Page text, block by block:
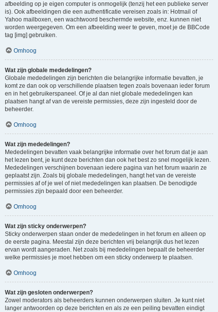
afbeelding op je eigen computer is onmogelijk (tenzij het een publieke server
is). Ook afbeeldingen die een authentificatie vereisen zoals in: Hotmail of
Yahoo mailboxen, een wachtwoord beschermde website, enz. kunnen niet
worden weergegeven. Om een afbeelding weer te geven, moet je de BBCode
tag [img] gebruiken.
Omhoog
Wat zijn globale mededelingen?
Globale mededelingen zijn berichten die belangrijke informatie bevatten, je
komt ze dan ook op verschillende plaatsen tegen zoals bovenaan ieder forum
en in het gebruikerspaneel. Of je al dan niet globale mededelingen kan
plaatsen hangt af van de vereiste permissies, deze zijn ingesteld door de
beheerder.
Omhoog
Wat zijn mededelingen?
Mededelingen bevatten vaak belangrijke informatie over het forum dat je aan
het lezen bent, je kunt deze berichten dan ook het best zo snel mogelijk lezen.
Mededelingen verschijnen bovenaan iedere pagina van het forum waarin ze
geplaatst zijn. Zoals bij globale mededelingen, hangt het van de vereiste
permissies af of je wel of niet mededelingen kan plaatsen. De benodigde
permissies zijn bepaald door een beheerder.
Omhoog
Wat zijn sticky onderwerpen?
Sticky onderwerpen staan onder de mededelingen in het forum en alleen op
de eerste pagina. Meestal zijn deze berichten vrij belangrijk dus het lezen
ervan wordt aangeraden. Net zoals bij mededelingen bepaalt de beheerder
welke permissies je moet hebben om een sticky onderwerp te plaatsen.
Omhoog
Wat zijn gesloten onderwerpen?
Zowel moderators als beheerders kunnen onderwerpen sluiten. Je kunt niet
langer antwoorden op deze berichten en als ze een peiling bevatten eindigt